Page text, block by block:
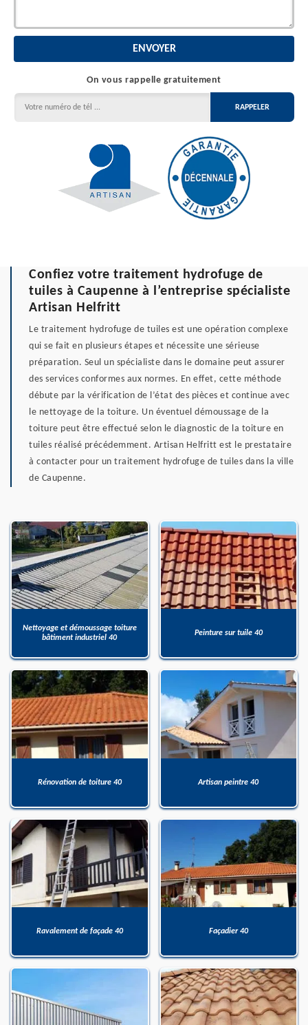
On vous rappelle gratuitement
Confiez votre traitement hydrofuge de
tuiles à Caupenne à l’entreprise spécialiste
Artisan Helfritt
Le traitement hydrofuge de tuiles est une opération complexe
qui se fait en plusieurs étapes et nécessite une sérieuse
préparation. Seul un spécialiste dans le domaine peut assurer
des services conformes aux normes. En effet, cette méthode
débute par la vérification de l’état des pièces et continue avec
le nettoyage de la toiture. Un éventuel démoussage de la
toiture peut être effectué selon le diagnostic de la toiture en
tuiles réalisé précédemment. Artisan Helfritt est le prestataire
à contacter pour un traitement hydrofuge de tuiles dans la ville
de Caupenne.
Nettoyage et démoussage toiture
bâtiment industriel 40
Peinture sur tuile 40
Rénovation de toiture 40 Artisan peintre 40
Ravalement de façade 40 Façadier 40